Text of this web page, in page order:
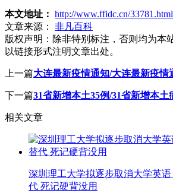
本文地址： http://www.ffidc.cn/33781.html
文章来源：
非凡百科
版权声明： 除非特别标注，否则均为本
以链接形式注明文章出处。
上一篇大连最新疫情通知/大连最新疫情
下一篇31省新增本土35例/31省新增本土
相关文章
深圳理工大学拟逐步取消大学英
代 死记硬背没用